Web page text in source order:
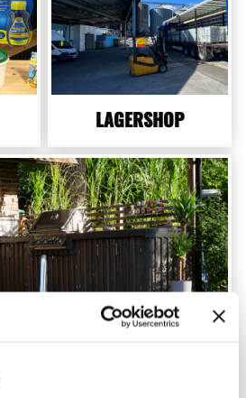
LAGERSHOP